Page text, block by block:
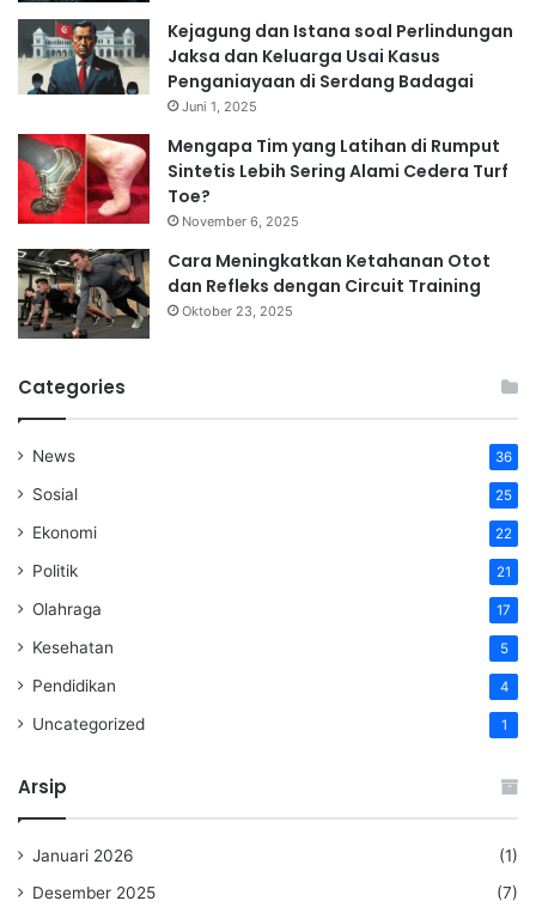
Kejagung dan Istana soal Perlindungan
Jaksa dan Keluarga Usai Kasus
Penganiayaan di Serdang Badagai
Juni 1, 2025
Mengapa Tim yang Latihan di Rumput
Sintetis Lebih Sering Alami Cedera Turf
Toe?
November 6, 2025
Cara Meningkatkan Ketahanan Otot
dan Refleks dengan Circuit Training
Oktober 23, 2025
Categories
News 36
Sosial 25
Ekonomi 22
Politik 21
Olahraga 17
Kesehatan 5
Pendidikan 4
Uncategorized 1
Arsip
Januari 2026
(1)
Desember 2025
(7)